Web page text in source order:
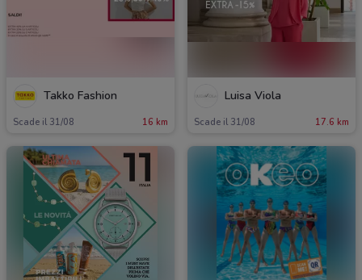
Takko Fashion
Scade il 31/08 16 km
Luisa Viola
Scade il 31/08 17.6 km